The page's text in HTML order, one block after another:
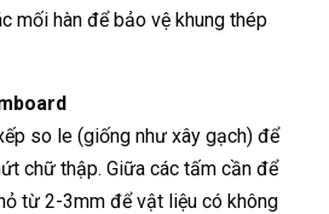
mối hàn để bảo vệ khung thép
so le (giống như xây gạch) để
chữ thập. Giữa các tấm cần để
từ 2-3mm để vật liệu có không